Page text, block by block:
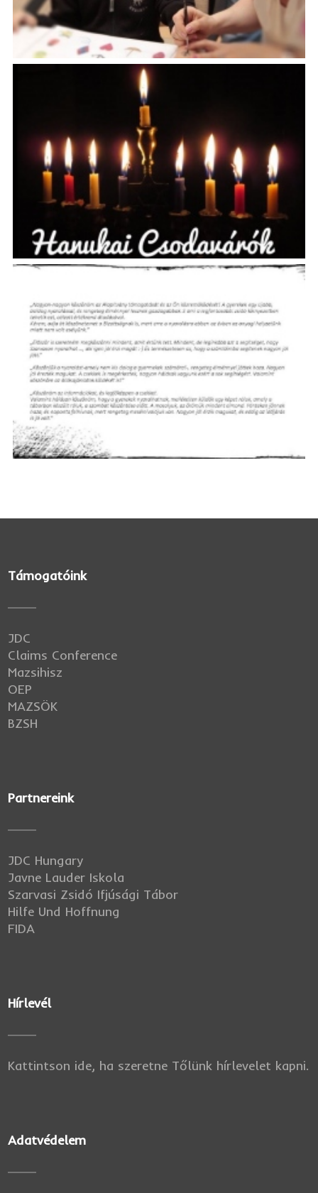
Támogatóink
JDC
Claims Conference
Mazsihisz
OEP
MAZSÖK
BZSH
Partnereink
JDC Hungary
Javne Lauder Iskola
Szarvasi Zsidó Ifjúsági Tábor
Hilfe Und Hoffnung
FIDA
Hírlevél
Kattintson ide, ha szeretne Tőlünk hírlevelet kapni.
Adatvédelem